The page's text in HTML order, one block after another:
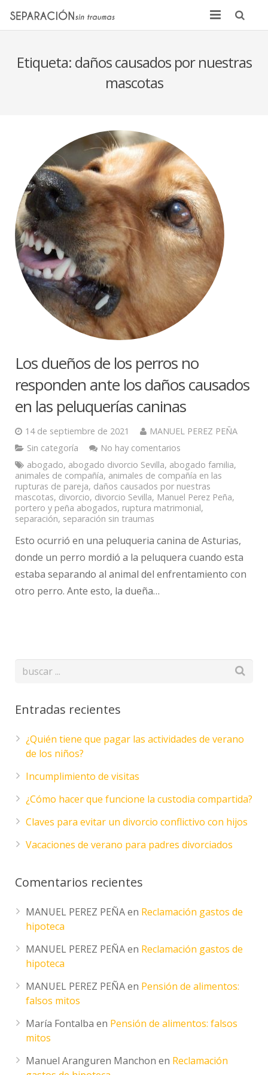
Quienes somos
Etiqueta: daños causados por nuestras
mascotas
Los dueños de los perros no
responden ante los daños causados
en las peluquerías caninas
14 de septiembre de 2021
MANUEL PEREZ PEÑA
Sin categoría
No hay comentarios
abogado, abogado divorcio Sevilla, abogado familia,
animales de compañía, animales de compañía en las
rupturas de pareja, daños causados por nuestras
mascotas, divorcio, divorcio Sevilla, Manuel Perez Peña,
portero y peña abogados, ruptura matrimonial,
separación, separación sin traumas
Esto ocurrió en una peluqueria canina de Asturias,
donde un perro mordió a la peluquera cuando esta
estaba separando al animal del enfrentamiento con
otro perro. Ante esto, la dueña…
Entradas recientes
¿Quién tiene que pagar las actividades de verano
de los niños?
Incumplimiento de visitas
¿Cómo hacer que funcione la custodia compartida?
Claves para evitar un divorcio conflictivo con hijos
Vacaciones de verano para padres divorciados
Comentarios recientes
MANUEL PEREZ PEÑAen Reclamación gastos de
hipoteca
MANUEL PEREZ PEÑAen Reclamación gastos de
hipoteca
MANUEL PEREZ PEÑAen Pensión de alimentos:
falsos mitos
María Fontalba en Pensión de alimentos: falsos
mitos
Manuel Aranguren Manchon en Reclamación